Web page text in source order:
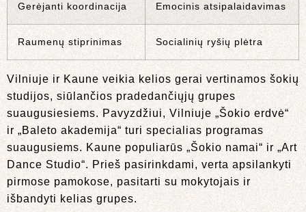
Gerėjanti koordinacija Emocinis atsipalaidavimas
Raumenų stiprinimas Socialinių ryšių plėtra
Vilniuje ir Kaune veikia kelios gerai vertinamos šokių
studijos, siūlančios pradedančiųjų grupes
suaugusiesiems. Pavyzdžiui, Vilniuje „Šokio erdvė“
ir „Baleto akademija“ turi specialias programas
suaugusiems. Kaune populiarūs „Šokio namai“ ir „Art
Dance Studio“. Prieš pasirinkdami, verta apsilankyti
pirmose pamokose, pasitarti su mokytojais ir
išbandyti kelias grupes.